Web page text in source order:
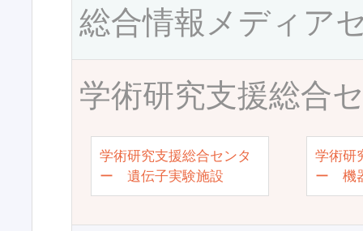
総合情報メディア
学術研究支援総合
学術研究支援総合センタ
ー 遺伝子実験施設
学術研
ー 機